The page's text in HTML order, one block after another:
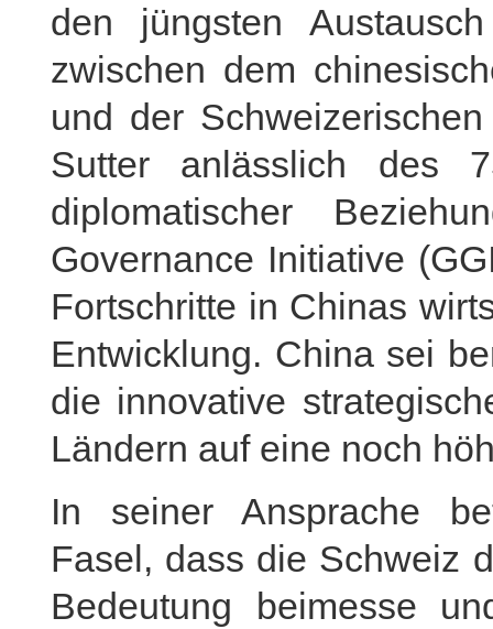
den jüngsten
zwischen dem
und der
Sutter anlässlich des
diplomatischer
Governance Initiative
Fortschritte in Chinas
Entwicklung. China sei
die innovative
Ländern auf eine noch
In seiner Ansprache
Fasel, dass die Schweiz
Bedeutung beimesse